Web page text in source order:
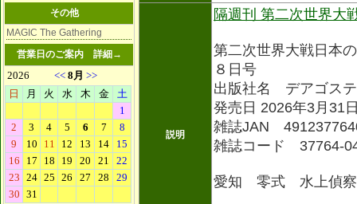
その他
MAGIC The Gathering
営業日のご案内 詳細→
説明
隔週刊 第二次世界
第二次世界大戦日本
８日号
出版社名 デアゴス
発売日 2026年3月31
雑誌JAN
雑誌コード 37764-
愛知 零式 水上偵